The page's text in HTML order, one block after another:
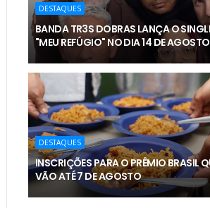
DESTAQUES
BANDA TR3S DOBRAS LANÇA O
"MEU REFÚGIO" NO DIA 14 DE AGOSTO
DESTAQUES
INSCRIÇÕES PARA O PRÊMIO BRASIL
VÃO ATÉ 7 DE AGOSTO